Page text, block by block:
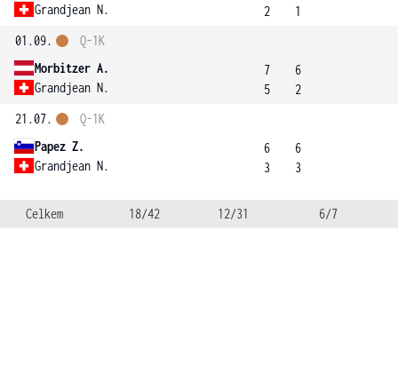
Grandjean N.
2
1
01.09.
Morbitzer A.
Grandjean N.
Q-1K
7
5
6
2
21.07.
Papez Z.
Grandjean N.
Q-1K
6
3
6
3
Celkem 18/42 12/31 6/7